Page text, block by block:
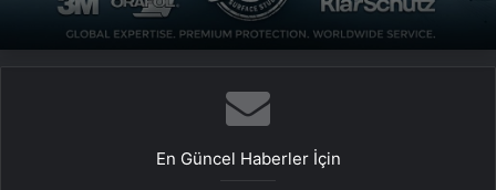
En Güncel Haberler İçin